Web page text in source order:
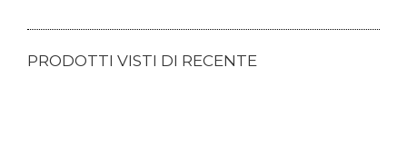
PRODOTTI VISTI DI RECENTE